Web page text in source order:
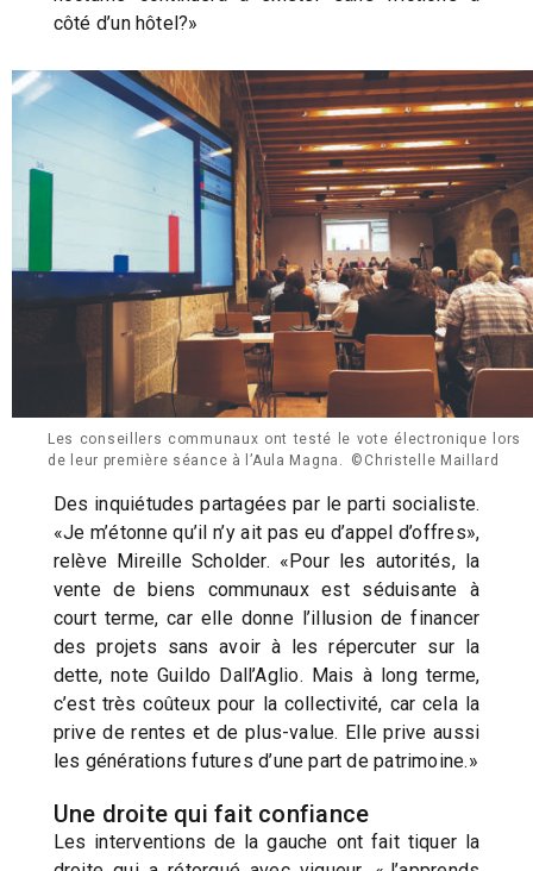
côté d’un hôtel?»
Les conseillers communaux ont testé le vote électronique lors
de leur première séance à l’Aula Magna. ©Christelle Maillard
Des inquiétudes partagées par le parti socialiste.
«Je m’étonne qu’il n’y ait pas eu d’appel d’offres»,
relève Mireille Scholder. «Pour les autorités, la
vente de biens communaux est séduisante à
court terme, car elle donne l’illusion de financer
des projets sans avoir à les répercuter sur la
dette, note Guildo Dall’Aglio. Mais à long terme,
c’est très coûteux pour la collectivité, car cela la
prive de rentes et de plus-value. Elle prive aussi
les générations futures d’une part de patrimoine.»
Une droite qui fait confiance
Les interventions de la gauche ont fait tiquer la